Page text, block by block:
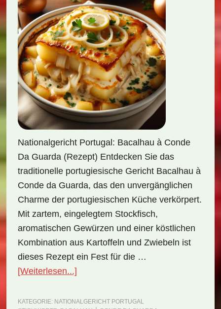
Nationalgericht Portugal: Bacalhau à Conde
Da Guarda (Rezept) Entdecken Sie das
traditionelle portugiesische Gericht Bacalhau à
Conde da Guarda, das den unvergänglichen
Charme der portugiesischen Küche verkörpert.
Mit zartem, eingelegtem Stockfisch,
aromatischen Gewürzen und einer köstlichen
Kombination aus Kartoffeln und Zwiebeln ist
dieses Rezept ein Fest für die …
[Weiterlesen...]ÜberNationalgericht
Bacalhau
KATEGORIE: NATIONALGERICHT PORTUGAL